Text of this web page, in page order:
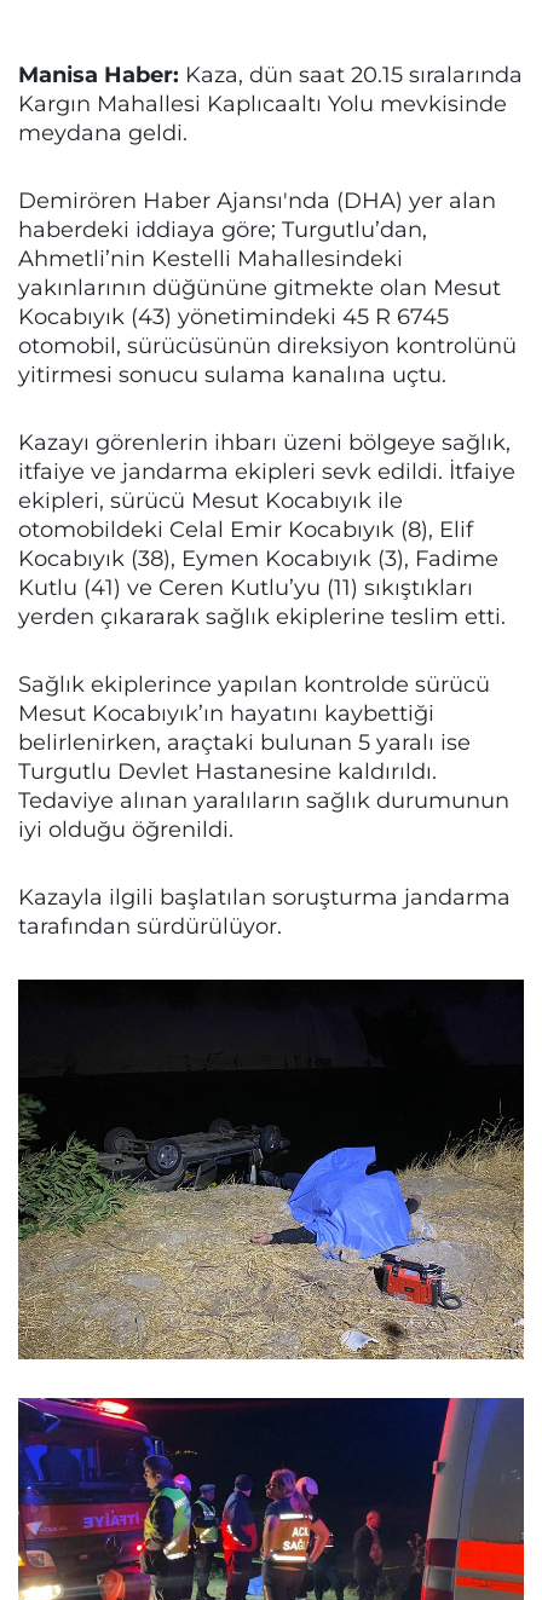
Manisa Haber: Kaza, dün saat 20.15 sıralarında
Kargın Mahallesi Kaplıcaaltı Yolu mevkisinde
meydana geldi.
Demirören Haber Ajansı'nda (DHA) yer alan
haberdeki iddiaya göre; Turgutlu’dan,
Ahmetli’nin Kestelli Mahallesindeki
yakınlarının düğününe gitmekte olan Mesut
Kocabıyık (43) yönetimindeki 45 R 6745
otomobil, sürücüsünün direksiyon kontrolünü
yitirmesi sonucu sulama kanalına uçtu.
Kazayı görenlerin ihbarı üzeni bölgeye sağlık,
itfaiye ve jandarma ekipleri sevk edildi. İtfaiye
ekipleri, sürücü Mesut Kocabıyık ile
otomobildeki Celal Emir Kocabıyık (8), Elif
Kocabıyık (38), Eymen Kocabıyık (3), Fadime
Kutlu (41) ve Ceren Kutlu’yu (11) sıkıştıkları
yerden çıkararak sağlık ekiplerine teslim etti.
Sağlık ekiplerince yapılan kontrolde sürücü
Mesut Kocabıyık’ın hayatını kaybettiği
belirlenirken, araçtaki bulunan 5 yaralı ise
Turgutlu Devlet Hastanesine kaldırıldı.
Tedaviye alınan yaralıların sağlık durumunun
iyi olduğu öğrenildi.
Kazayla ilgili başlatılan soruşturma jandarma
tarafından sürdürülüyor.